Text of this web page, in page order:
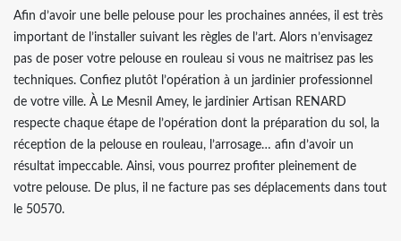
Afin d’avoir une belle pelouse pour les prochaines années, il est très
important de l’installer suivant les règles de l’art. Alors n’envisagez
pas de poser votre pelouse en rouleau si vous ne maitrisez pas les
techniques. Confiez plutôt l’opération à un jardinier professionnel
de votre ville. À Le Mesnil Amey, le jardinier Artisan RENARD
respecte chaque étape de l’opération dont la préparation du sol, la
réception de la pelouse en rouleau, l’arrosage… afin d’avoir un
résultat impeccable. Ainsi, vous pourrez profiter pleinement de
votre pelouse. De plus, il ne facture pas ses déplacements dans tout
le 50570.